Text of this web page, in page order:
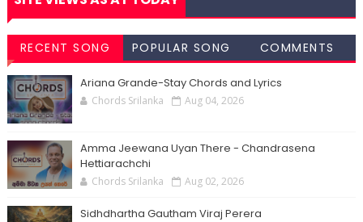
RECENT SONG
CHORDS
POPULAR SONG
COMMENTS
Ariana Grande-Stay Chords and Lyrics
Chords Srilanka Aug 04, 2026
Amma Jeewana Uyan There - Chandrasena
Hettiarachchi
Chords Srilanka Aug 02, 2026
Sidhdhartha Gautham Viraj Perera